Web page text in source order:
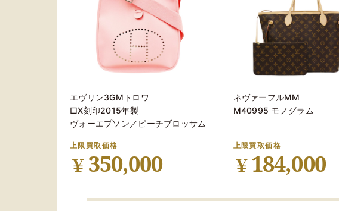
エヴリン3GMトロワ
□X刻印2015年製
ヴォーエプソン／ピーチブロッサム
上限買取価格
￥ 350,000
ネヴァーフルMM
M40995 モノグラム
上限買取価格
￥184,000
高価買取に自信あり
専門鑑定士と独自のデータベース
活用した査定で